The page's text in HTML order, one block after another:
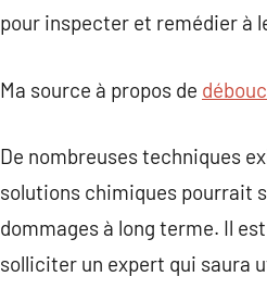
pour inspecter et remédier à
Ma source à propos de
De nombreuses techniques
solutions chimiques pourrait
dommages à long terme. Il
solliciter un expert qui saura